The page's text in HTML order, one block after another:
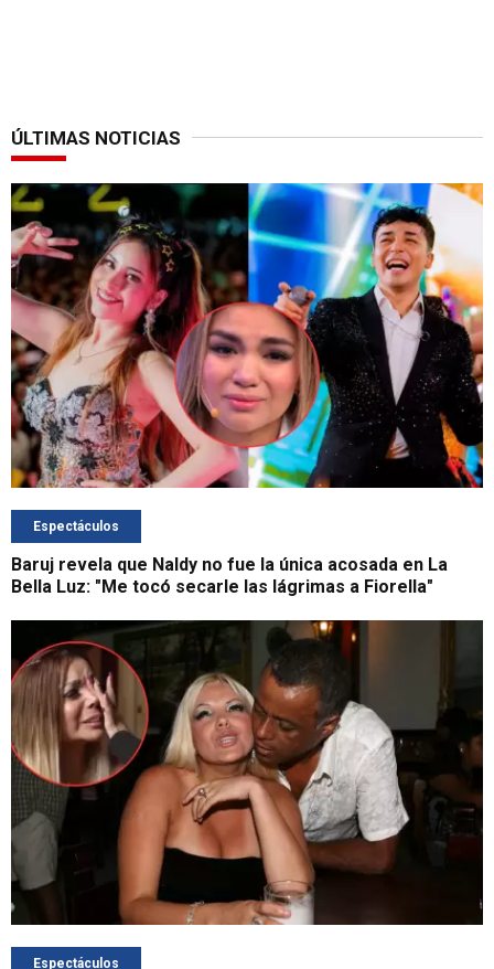
ÚLTIMAS NOTICIAS
Espectáculos
Baruj revela que Naldy no fue la única acosada en La
Bella Luz: "Me tocó secarle las lágrimas a Fiorella"
Espectáculos